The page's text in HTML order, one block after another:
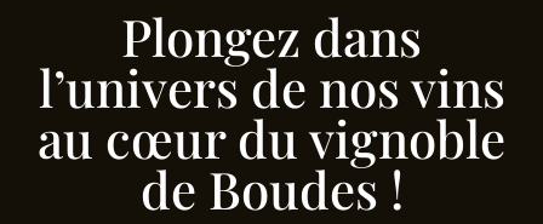
Plongez dans
l’univers de nos vins
au cœur du vignoble
de Boudes !